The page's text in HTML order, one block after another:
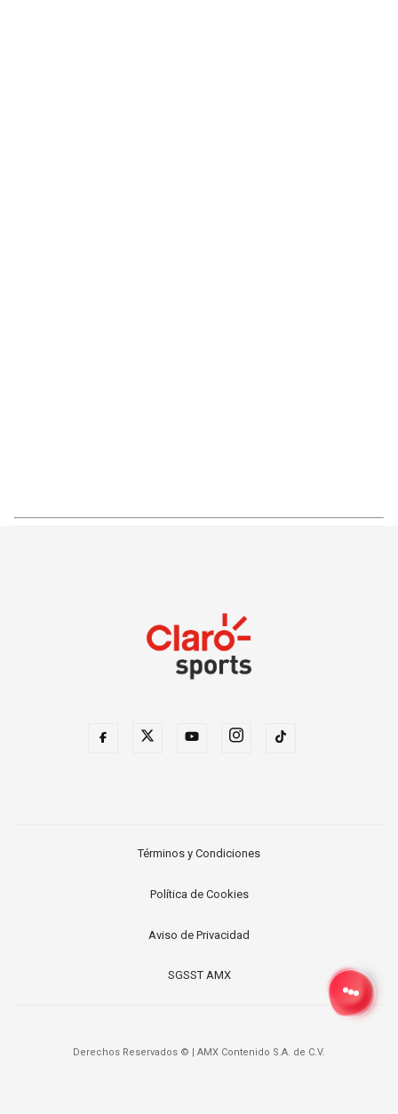
Términos y Condiciones
Política de Cookies
Aviso de Privacidad
SGSST AMX
Derechos Reservados © | AMX Contenido S.A. de C.V.